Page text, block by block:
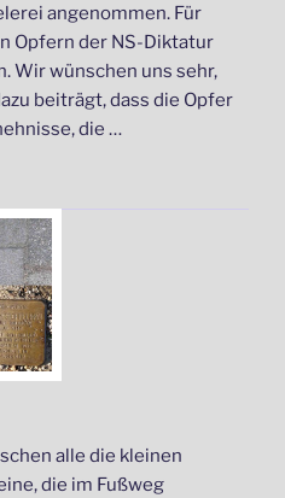
angenommen. Für
Opfern der NS-Diktatur
Wir wünschen uns sehr,
beiträgt, dass die Opfer
die …
alle die kleinen
die im Fußweg